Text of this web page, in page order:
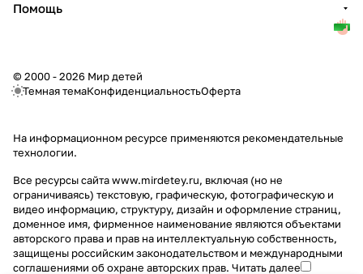
Помощь
© 2000 - 2026 Мир детей
Темная темаКонфиденциальностьОферта
На информационном ресурсе применяются рекомендательные
технологии.
Все ресурсы сайта www.mirdetey.ru, включая (но не
ограничиваясь) текстовую, графическую, фотографическую и
видео информацию, структуру, дизайн и оформление страниц,
доменное имя, фирменное наименование являются объектами
авторского права и прав на интеллектуальную собственность,
защищены российским законодательством и международными
соглашениями об охране авторских прав. Читать далее